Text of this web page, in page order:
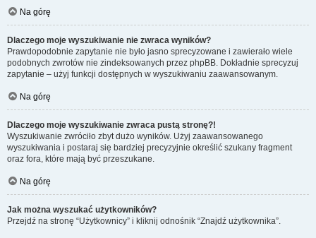
Na górę
Dlaczego moje wyszukiwanie nie zwraca wyników?
Prawdopodobnie zapytanie nie było jasno sprecyzowane i zawierało wiele
podobnych zwrotów nie zindeksowanych przez phpBB. Dokładnie sprecyzuj
zapytanie – użyj funkcji dostępnych w wyszukiwaniu zaawansowanym.
Na górę
Dlaczego moje wyszukiwanie zwraca pustą stronę?!
Wyszukiwanie zwróciło zbyt dużo wyników. Użyj zaawansowanego
wyszukiwania i postaraj się bardziej precyzyjnie określić szukany fragment
oraz fora, które mają być przeszukane.
Na górę
Jak można wyszukać użytkowników?
Przejdź na stronę “Użytkownicy” i kliknij odnośnik “Znajdź użytkownika”.